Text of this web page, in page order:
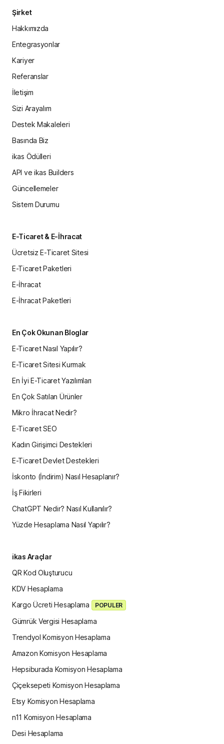
En Çok Okunan Bloglar
E-Ticaret Nasıl Yapılır?
E-Ticaret Sitesi Kurmak
En İyi E-Ticaret Yazılımları
En Çok Satılan Ürünler
Mikro İhracat Nedir?
E-Ticaret SEO
Kadın Girişimci Destekleri
E-Ticaret Devlet Destekleri
İskonto (İndirim) Nasıl Hesaplanır?
İş Fikirleri
ChatGPT Nedir? Nasıl Kullanılır?
Yüzde Hesaplama Nasıl Yapılır?
Şirket
Hakkımızda
Entegrasyonlar
Kariyer
Referanslar
İletişim
Sizi Arayalım
Destek Makaleleri
Basında Biz
ikas Ödülleri
API ve ikas Builders
Güncellemeler
Sistem Durumu
E-Ticaret & E-İhracat
Ücretsiz E-Ticaret Sitesi
E-Ticaret Paketleri
E-İhracat
E-İhracat Paketleri
ikas Araçlar
QR Kod Oluşturucu
KDV Hesaplama
Kargo Ücreti Hesaplama
POPULER
Gümrük Vergisi Hesaplama
Trendyol Komisyon Hesaplama
Amazon Komisyon Hesaplama
Hepsiburada Komisyon Hesaplama
Çiçeksepeti Komisyon Hesaplama
Etsy Komisyon Hesaplama
n11 Komisyon Hesaplama
Desi Hesaplama